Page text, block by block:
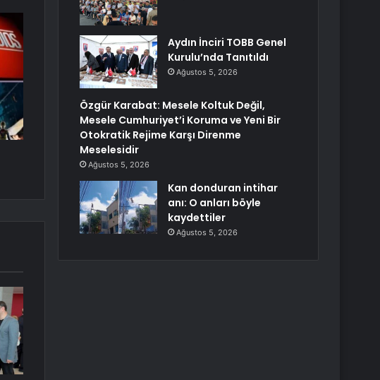
Aydın İnciri TOBB Genel
Kurulu’nda Tanıtıldı
Ağustos 5, 2026
Özgür Karabat: Mesele Koltuk Değil,
Mesele Cumhuriyet’i Koruma ve Yeni Bir
Otokratik Rejime Karşı Direnme
Meselesidir
Ağustos 5, 2026
Kan donduran intihar
anı: O anları böyle
kaydettiler
Ağustos 5, 2026